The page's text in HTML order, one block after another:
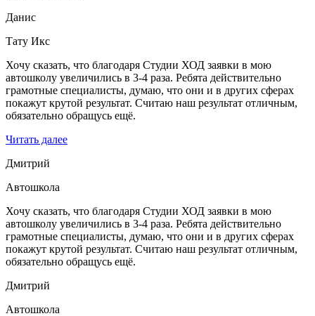
Данис
Тату Икс
Хочу сказать, что благодаря Студии ХОД заявки в мою
автошколу увеличились в 3-4 раза. Ребята действительно
грамотные специалисты, думаю, что они и в других сферах
покажут крутой результат. Считаю наш результат отличным,
обязательно обращусь ещё.
Читать далее
Дмитрий
Автошкола
Хочу сказать, что благодаря Студии ХОД заявки в мою
автошколу увеличились в 3-4 раза. Ребята действительно
грамотные специалисты, думаю, что они и в других сферах
покажут крутой результат. Считаю наш результат отличным,
обязательно обращусь ещё.
Дмитрий
Автошкола